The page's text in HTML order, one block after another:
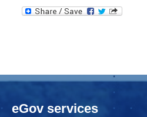
eGov services